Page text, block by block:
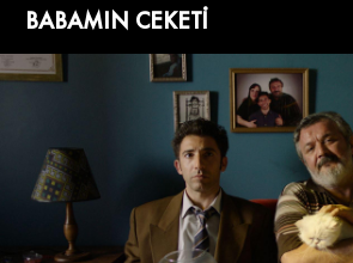
BABAMIN CEKETI